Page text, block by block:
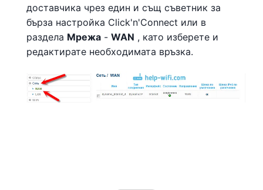
доставчика чрез един и същ съветник за
бърза настройка Click'n'Connect или в
раздела Мрежа - WAN , като изберете и
редактирате необходимата връзка.